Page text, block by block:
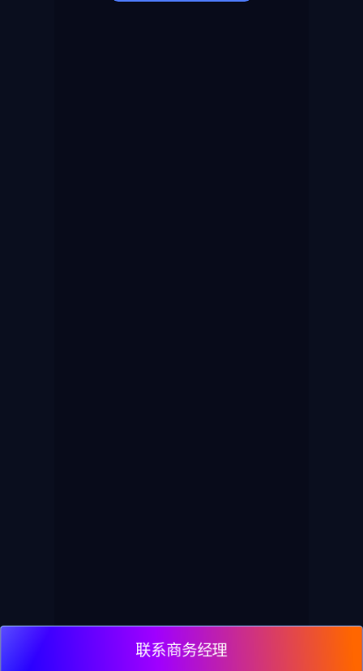
联系商务经理